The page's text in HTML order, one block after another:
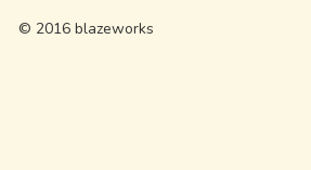
© 2016 blazeworks